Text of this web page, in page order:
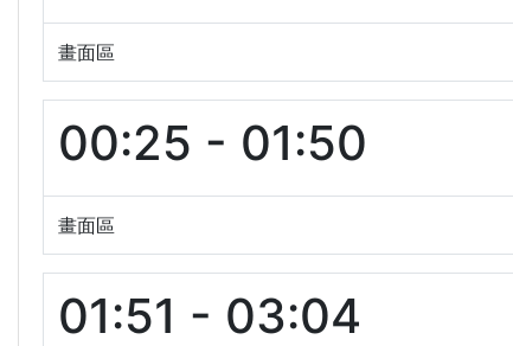
畫面區
00:25 - 01:50
畫面區
01:51 - 03:04